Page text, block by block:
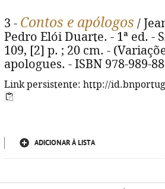
3 - Contos e apólogos /
Pedro Elói Duarte. - 1ª ed. -
109, [2] p. ; 20 cm. -
apologues. - ISBN 978-989-
Link persistente: http://
ADICIONAR À LISTA